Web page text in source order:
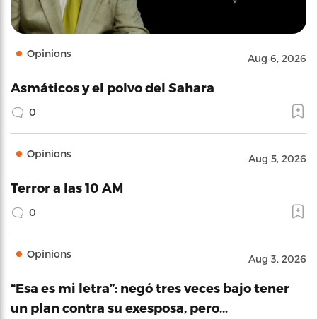
Opinions Aug 6, 2026
Asmáticos y el polvo del Sahara
0
Opinions Aug 5, 2026
Terror a las 10 AM
0
Opinions Aug 3, 2026
“Esa es mi letra”: negó tres veces bajo tener
un plan contra su exesposa, pero…